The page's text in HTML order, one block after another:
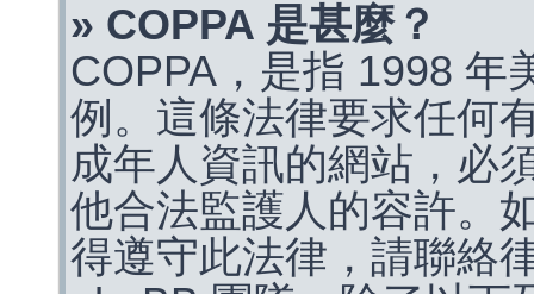
» COPPA 是甚麼？
COPPA，是指 1998 年
例。這條法律要求任何
成年人資訊的網站，必
他合法監護人的容許。
得遵守此法律，請聯絡